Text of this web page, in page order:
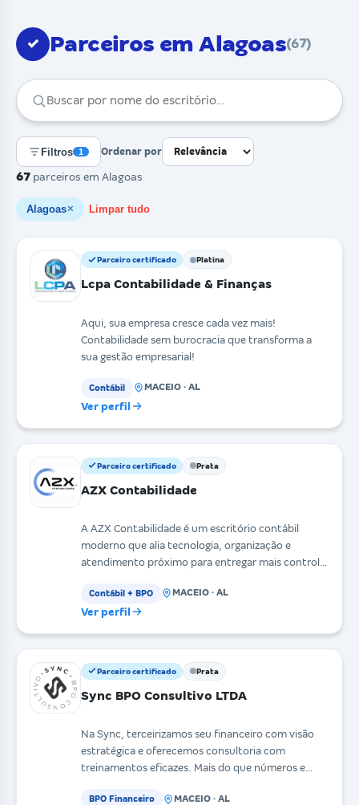
✓ Parceiros em Alagoas(67)
Filtros 1
67 parceiros em Alagoas
Ordenar por
Alagoas✕ Limpar tudo
Parceiro certificado Platina
Lcpa Contabilidade & Finanças
Aqui, sua empresa cresce cada vez mais!
Contabilidade sem burocracia que transforma a
sua gestão empresarial!
Contábil MACEIO · AL
Ver perfil
Parceiro certificado Prata
AZX Contabilidade
A AZX Contabilidade é um escritório contábil
moderno que alia tecnologia, organização e
atendimento próximo para entregar mais controle
Contábil + BPO MACEIO · AL
Ver perfil
Parceiro certificado Prata
Sync BPO Consultivo LTDA
Na Sync, terceirizamos seu financeiro com visão
estratégica e oferecemos consultoria com
treinamentos eficazes. Mais do que números e
BPO Financeiro MACEIO · AL